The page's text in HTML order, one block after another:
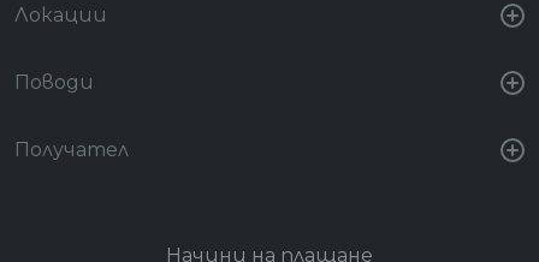
Локации
Поводи
Получател
Начини на плащане